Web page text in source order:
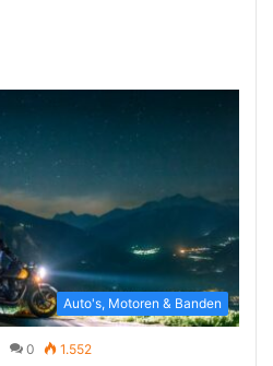
Auto's, Motoren & Banden
0 1.552